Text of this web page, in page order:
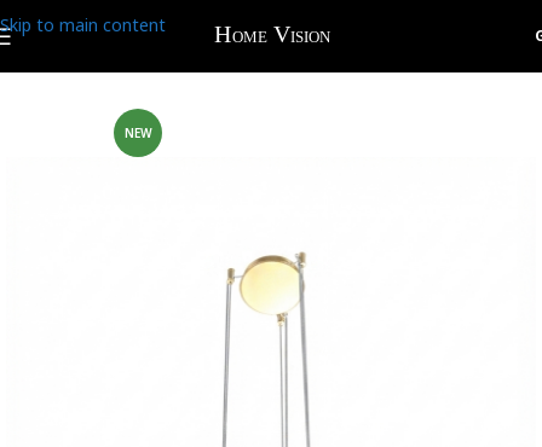
Skip to main content
NEW